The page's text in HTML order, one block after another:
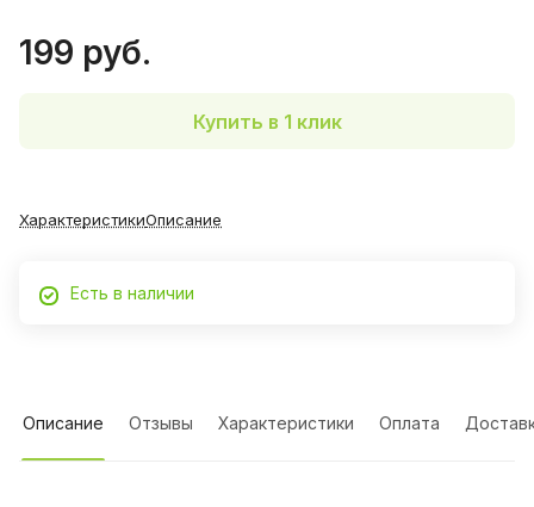
199 руб.
Купить в 1 клик
ХарактеристикиОписание
Есть в наличии
Описание Отзывы Характеристики Оплата